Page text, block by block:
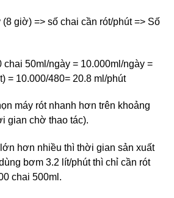
giờ) => số chai cần rót/phút => Số
chai 50ml/ngày = 10.000ml/ngày =
= 10.000/480= 20.8 ml/phút
máy rót nhanh hơn trên khoảng
gian chờ thao tác).
hơn nhiều thì thời gian sản xuất
bơm 3.2 lít/phút thì chỉ cần rót
chai 500ml.